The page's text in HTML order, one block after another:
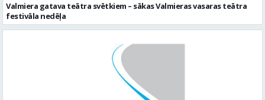
Valmiera gatava teātra svētkiem – sākas Valmieras vasaras teātra
festivāla nedēļa